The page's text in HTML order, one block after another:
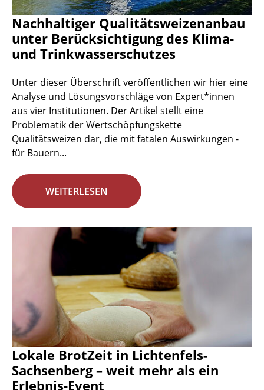
Nachhaltiger Qualitätsweizenanbau
unter Berücksichtigung des Klima-
und Trinkwasserschutzes
Unter dieser Überschrift veröffentlichen wir hier eine
Analyse und Lösungsvorschläge von Expert*innen
aus vier Institutionen. Der Artikel stellt eine
Problematik der Wertschöpfungskette
Qualitätsweizen dar, die mit fatalen Auswirkungen -
für Bauern...
WEITERLESEN
Lokale BrotZeit in Lichtenfels-
Sachsenberg – weit mehr als ein
Erlebnis-Event